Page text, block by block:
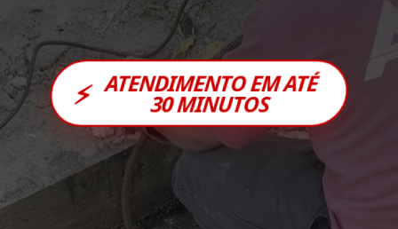
⚡ ATENDIMENTO EM ATÉ
30 MINUTOS